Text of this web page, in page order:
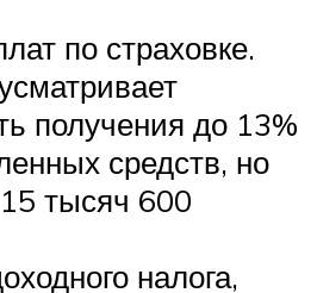
по страховке.
получения до 13%
средств, но
тысяч 600
налога,